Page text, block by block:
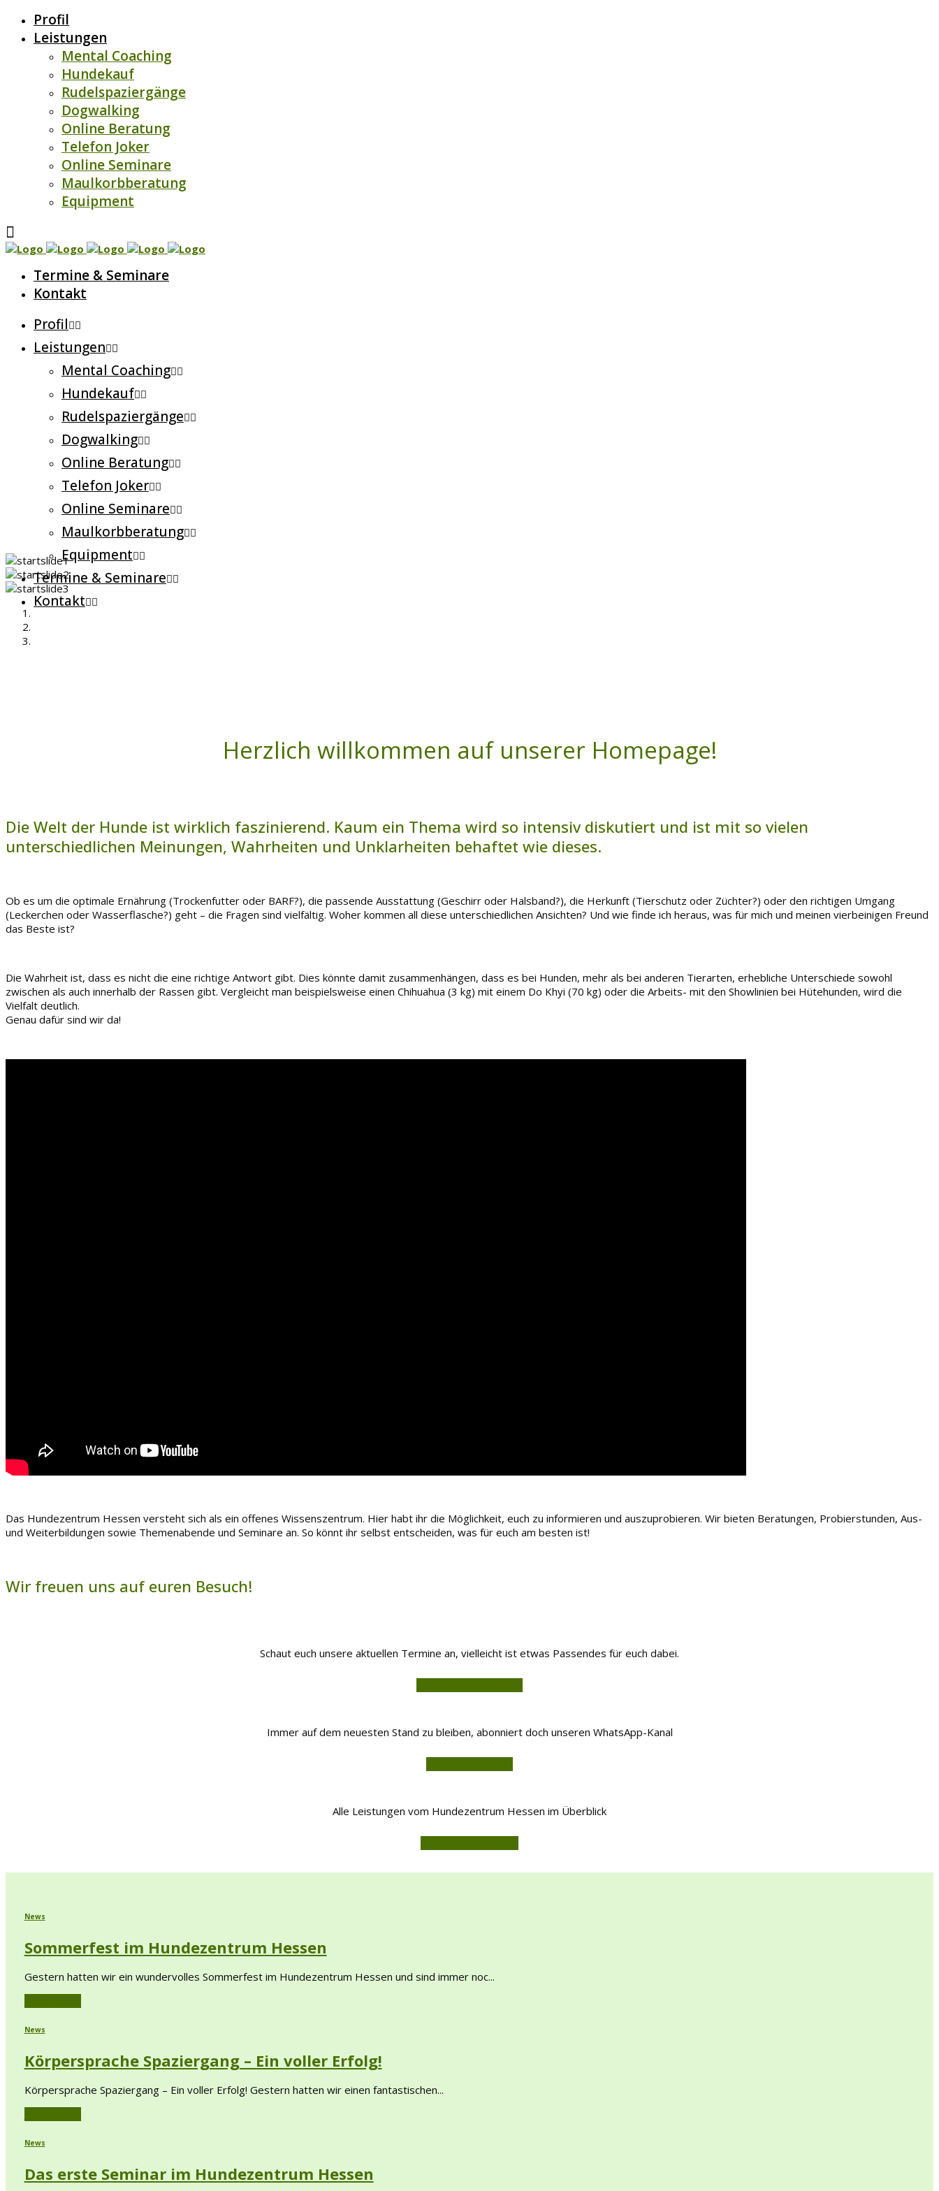
Profil
Leistungen
Mental Coaching
Hundekauf
Rudelspaziergänge
Dogwalking
Online Beratung
Telefon Joker
Online Seminare
Maulkorbberatung
Equipment
Termine & Seminare
Kontakt
Profil
Leistungen
Mental Coaching
Hundekauf
Rudelspaziergänge
Dogwalking
Online Beratung
Telefon Joker
Online Seminare
Maulkorbberatung
Equipment
Termine & Seminare
Kontakt
Herzlich willkommen auf unserer Homepage!
Die Welt der Hunde ist wirklich faszinierend. Kaum ein Thema wird so intensiv diskutiert und ist mit so vielen
unterschiedlichen Meinungen, Wahrheiten und Unklarheiten behaftet wie dieses.
Ob es um die optimale Ernährung (Trockenfutter oder BARF?), die passende Ausstattung (Geschirr oder Halsband?), die Herkunft (Tierschutz oder Züchter?) oder den richtigen Umgang
(Leckerchen oder Wasserflasche?) geht – die Fragen sind vielfältig. Woher kommen all diese unterschiedlichen Ansichten? Und wie finde ich heraus, was für mich und meinen vierbeinigen Freund
das Beste ist?
Die Wahrheit ist, dass es nicht die eine richtige Antwort gibt. Dies könnte damit zusammenhängen, dass es bei Hunden, mehr als bei anderen Tierarten, erhebliche Unterschiede sowohl
zwischen als auch innerhalb der Rassen gibt. Vergleicht man beispielsweise einen Chihuahua (3 kg) mit einem Do Khyi (70 kg) oder die Arbeits- mit den Showlinien bei Hütehunden, wird die
Vielfalt deutlich.
Genau dafür sind wir da!
Das Hundezentrum Hessen versteht sich als ein offenes Wissenszentrum. Hier habt ihr die Möglichkeit, euch zu informieren und auszuprobieren. Wir bieten Beratungen, Probierstunden, Aus-
und Weiterbildungen sowie Themenabende und Seminare an. So könnt ihr selbst entscheiden, was für euch am besten ist!
Wir freuen uns auf euren Besuch!
Schaut euch unsere aktuellen Termine an, vielleicht ist etwas Passendes für euch dabei.
Immer auf dem neuesten Stand zu bleiben, abonniert doch unseren WhatsApp-Kanal
Alle Leistungen vom Hundezentrum Hessen im Überblick
News
Sommerfest im Hundezentrum Hessen
Gestern hatten wir ein wundervolles Sommerfest im Hundezentrum Hessen und sind immer noc...
News
Körpersprache Spaziergang – Ein voller Erfolg!
Körpersprache Spaziergang – Ein voller Erfolg! Gestern hatten wir einen fantastischen...
News
Das erste Seminar im Hundezentrum Hessen